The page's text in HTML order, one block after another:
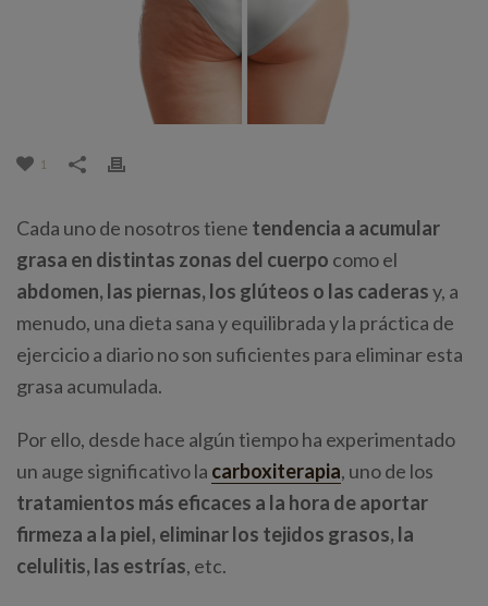
1
Cada uno de nosotros tiene tendencia a acumular
grasa en distintas zonas del cuerpo como el
abdomen, las piernas, los glúteos o las caderasy, a
menudo, una dieta sana y equilibrada y la práctica de
ejercicio a diario no son suficientes para eliminar esta
grasa acumulada.
Por ello, desde hace algún tiempo ha experimentado
un auge significativo la carboxiterapia, uno de los
tratamientos más eficaces a la hora de aportar
firmeza a la piel, eliminar los tejidos grasos, la
celulitis, las estrías, etc.